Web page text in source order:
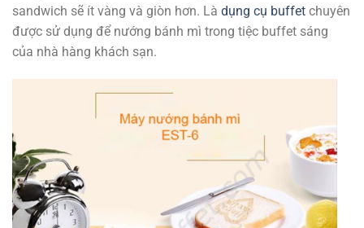
sandwich sẽ ít vàng và giòn hơn. Là dụng cụ buffet chuyên
được sử dụng để nướng bánh mì trong tiệc buffet sáng
của nhà hàng khách sạn.